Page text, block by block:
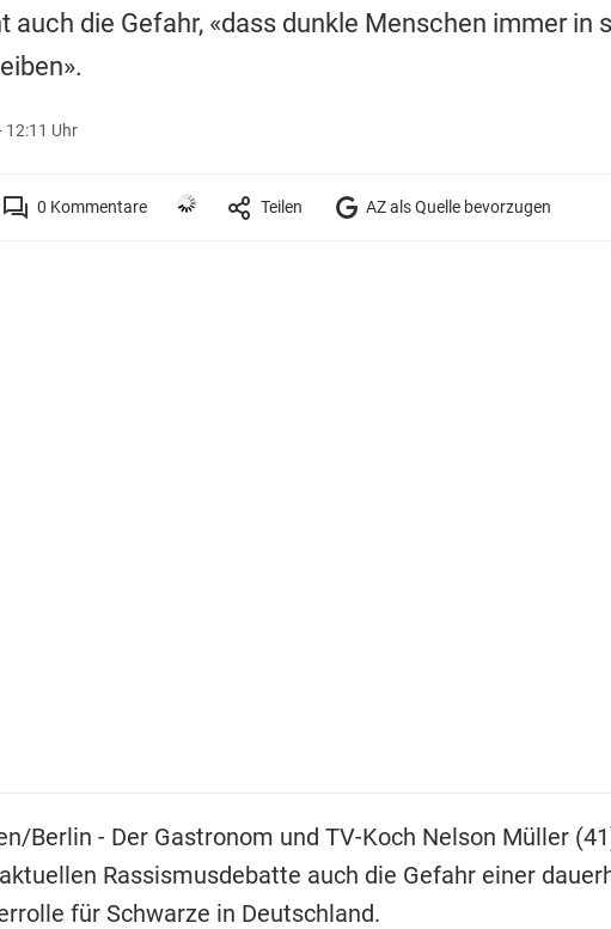
auch die Gefahr, «dass dunkle Menschen immer in
12:11 Uhr
0 Kommentare Teilen AZ als Quelle bevorzugen
Berlin - Der Gastronom und TV-Koch Nelson Müller
Rassismusdebatte auch die Gefahr einer
für Schwarze in Deutschland.